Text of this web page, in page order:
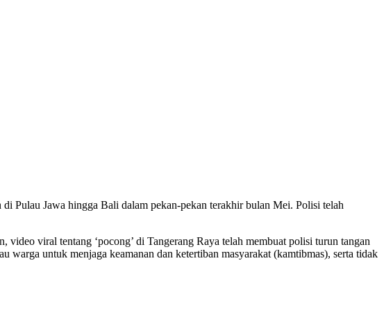
Pulau Jawa hingga Bali dalam pekan-pekan terakhir bulan Mei. Polisi telah
viral tentang ‘pocong’ di Tangerang Raya telah membuat polisi turun tangan
untuk menjaga keamanan dan ketertiban masyarakat (kamtibmas), serta tidak